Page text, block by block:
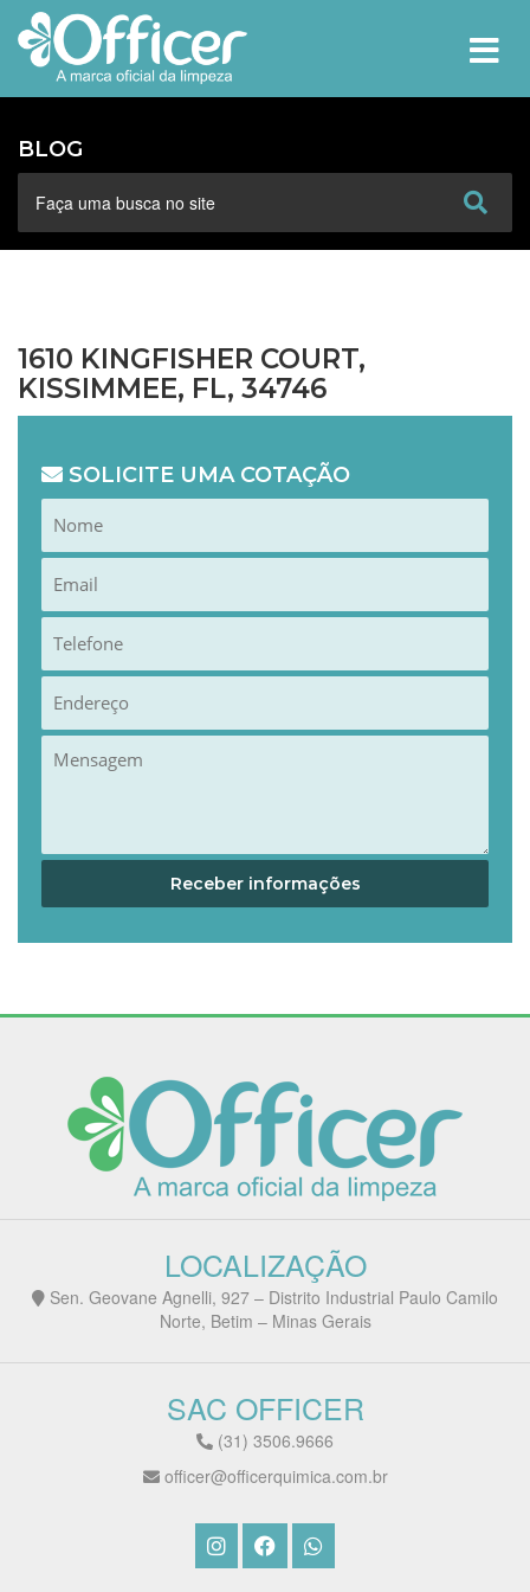
BLOG
1610 KINGFISHER COURT,
KISSIMMEE, FL, 34746
SOLICITE UMA COTAÇÃO
LOCALIZAÇÃO
Sen. Geovane Agnelli, 927 – Distrito Industrial Paulo Camilo
Norte, Betim – Minas Gerais
SAC OFFICER
(31) 3506.9666
officer@officerquimica.com.br